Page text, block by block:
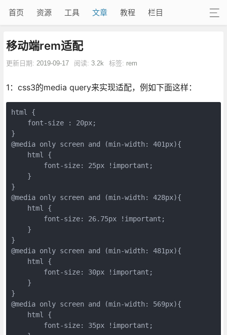
首页 资源 工具 文章 教程 栏目
移动端rem适配
更新日期: 2019-09-17 阅读: 3.2k 标签: rem
1：css3的media query来实现适配，例如下面这样：
html {
    font-size : 20px;
}
@media only screen and (min-width: 401px){
    html {
        font-size: 25px !important;
    }
}
@media only screen and (min-width: 428px){
    html {
        font-size: 26.75px !important;
    }
}
@media only screen and (min-width: 481px){
    html {
        font-size: 30px !important;
    }
}
@media only screen and (min-width: 569px){
    html {
        font-size: 35px !important;